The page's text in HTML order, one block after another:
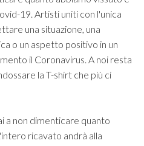
19. Artisti uniti con l'unica
una situazione, una
o un aspetto positivo in un
il Coronavirus. A noi resta
la T-shirt che più ci
a non dimenticare quanto
ricavato andrà alla